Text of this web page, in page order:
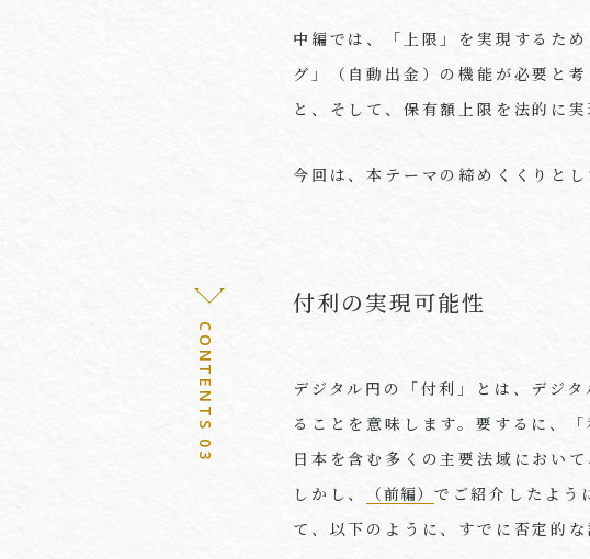
中編では、「上限」を実現するた
グ」（自動出金）の機能が必要と
と、そして、保有額上限を法的に
今回は、本テーマの締めくくりと
CONTENTS 03
付利の実現可能性
デジタル円の「付利」とは、デジ
ることを意味します。要するに、
日本を含む多くの主要法域において
しかし、
（前編） でご紹介したよう
て、以下のように、すでに否定的